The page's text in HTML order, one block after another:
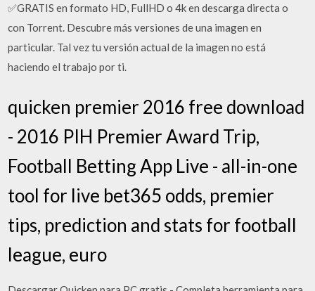
✅GRATIS en formato HD, FullHD o 4k en descarga directa o
con Torrent. Descubre más versiones de una imagen en
particular. Tal vez tu versión actual de la imagen no está
haciendo el trabajo por ti.
quicken premier 2016 free download
- 2016 PIH Premier Award Trip,
Football Betting App Live - all-in-one
tool for live bet365 odds, premier
tips, prediction and stats for football
league, euro